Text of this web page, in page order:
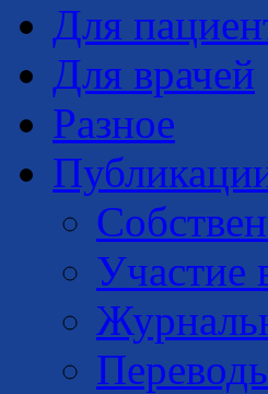
Для
Для врачей
Разное
Участие